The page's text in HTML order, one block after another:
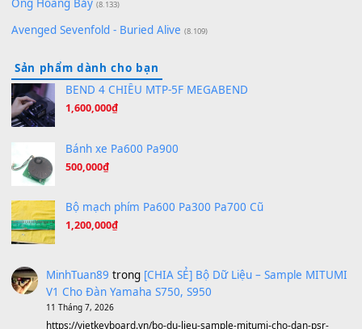
Under Pressure (8.164)
A Long December
Ông Hoàng Bảy (8.133)
Avenged Sevenfold - Buried Alive
Sản phẩm dành cho bạn
BEND 4 CHIỀU MTP-5F MEGABEND
1,600,000